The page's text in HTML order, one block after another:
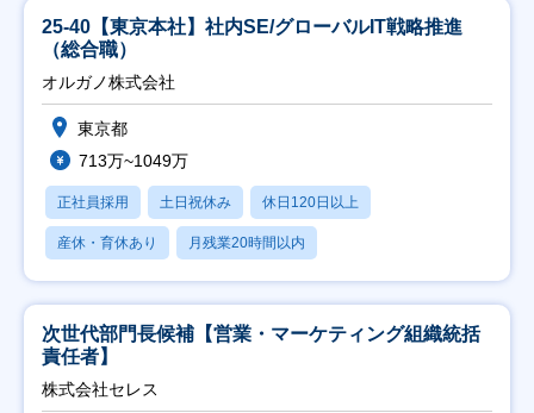
25-40【東京本社】社内SE/グローバルIT戦略推進
（総合職）
オルガノ株式会社
東京都
713万~1049万
正社員採用 土日祝休み 休日120日以上
産休・育休あり 月残業20時間以内
次世代部門長候補【営業・マーケティング組織統括
責任者】
株式会社セレス